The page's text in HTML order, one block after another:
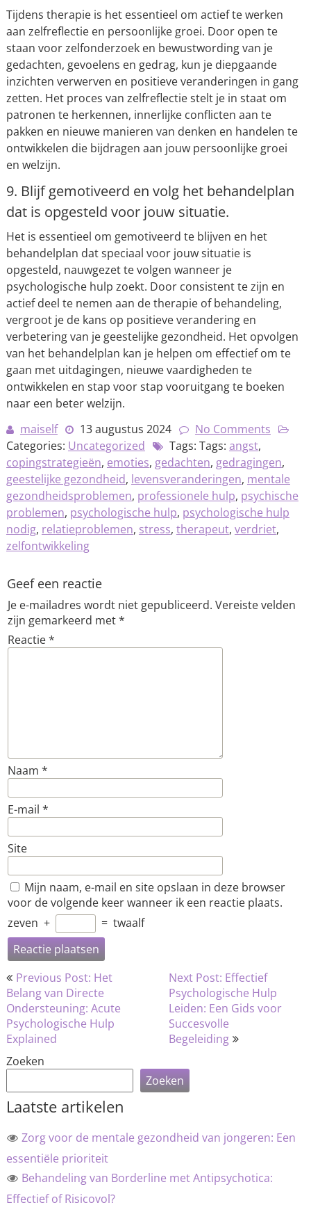
Tijdens therapie is het essentieel om actief te werken
aan zelfreflectie en persoonlijke groei. Door open te
staan voor zelfonderzoek en bewustwording van je
gedachten, gevoelens en gedrag, kun je diepgaande
inzichten verwerven en positieve veranderingen in gang
zetten. Het proces van zelfreflectie stelt je in staat om
patronen te herkennen, innerlijke conflicten aan te
pakken en nieuwe manieren van denken en handelen te
ontwikkelen die bijdragen aan jouw persoonlijke groei
en welzijn.
9. Blijf gemotiveerd en volg het behandelplan
dat is opgesteld voor jouw situatie.
Het is essentieel om gemotiveerd te blijven en het
behandelplan dat speciaal voor jouw situatie is
opgesteld, nauwgezet te volgen wanneer je
psychologische hulp zoekt. Door consistent te zijn en
actief deel te nemen aan de therapie of behandeling,
vergroot je de kans op positieve verandering en
verbetering van je geestelijke gezondheid. Het opvolgen
van het behandelplan kan je helpen om effectief om te
gaan met uitdagingen, nieuwe vaardigheden te
ontwikkelen en stap voor stap vooruitgang te boeken
naar een beter welzijn.
maiself
13 augustus 2024
No Comments
Categories: Uncategorized Tags: Tags: angst,
copingstrategieën, emoties, gedachten, gedragingen,
geestelijke gezondheid, levensveranderingen, mentale
gezondheidsproblemen, professionele hulp, psychische
problemen, psychologische hulp, psychologische hulp
nodig, relatieproblemen, stress, therapeut, verdriet,
zelfontwikkeling
Geef een reactie
Je e-mailadres wordt niet gepubliceerd. Vereiste velden
zijn gemarkeerd met*
Reactie*
Naam *
E-mail *
Site
Mijn naam, e-mail en site opslaan in deze browser
voor de volgende keer wanneer ik een reactie plaats.
zeven + = twaalf
Bericht
navigatie
Previous Post: Het
Belang van Directe
Ondersteuning: Acute
Psychologische Hulp
Explained
Next Post: Effectief
Psychologische Hulp
Leiden: Een Gids voor
Succesvolle
Begeleiding
Zoeken
Zoeken
Laatste artikelen
Zorg voor de mentale gezondheid van jongeren: Een
essentiële prioriteit
Behandeling van Borderline met Antipsychotica:
Effectief of Risicovol?